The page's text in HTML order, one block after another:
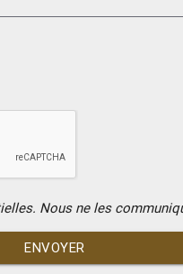
Nous ne les
ENVOYER